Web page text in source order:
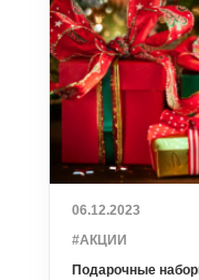
06.12.2023
#АКЦИИ
Подарочные